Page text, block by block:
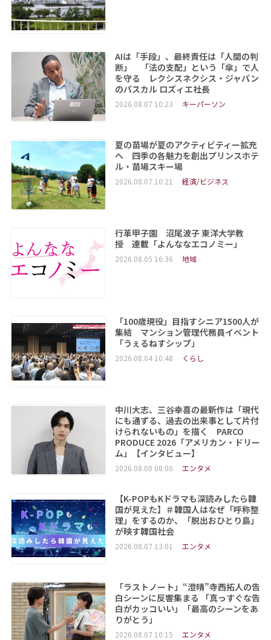
AIは「手段」、最終責任は「人間の判
断」 「法の支配」という「傘」で人
を守る レクシスネクシス・ジャパン
のパスカル ロズィエ社長
2026.08.07 10:23 キーパーソン
夏の苗場が夏のアクティビティー拡充
へ 四季の各魅力を創出プリンスホテ
ル・苗場スキー場
2026.08.07 10:21 経済/ビジネス
行革甲子園 沼尾波子 東洋大学教
授 連載「よんななエコノミー」
2026.08.05 16:36 地域
「100歳現役」目指すシニア1500人が
集結 マンション管理代務員イベント
「うぇるねすシップ」
2026.08.04 10:48 くらし
中川大志、三谷幸喜の最新作は「現代
にも通ずる、過去の出来事として片付
けられないもの」を描く PARCO
PRODUCE 2026「アメリカン・ドリー
ム」【インタビュー】
2026.08.08 08:00 エンタメ
【K-POPもKドラマも深読みしたら韓
国が見えた】＃韓国人はなぜ「呼称整
理」をするのか、「脱出おひとり島」
が映す韓国社会
2026.08.07 13:01 エンタメ
「ラストノート」“澄晴”寺西拓人の告
白シーンに反響集まる 「真っすぐな告
白がカッコいい」「最高のシーンをあ
りがとう」
2026.08.07 10:15 エンタメ